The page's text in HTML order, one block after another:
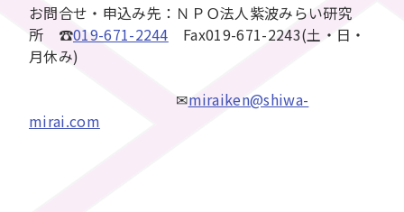
お問合せ・申込み先：ＮＰＯ法人紫波みらい研究
所 ☎019-671-2244 Fax019-671-2243(土・日・
月休み)
✉miraiken@shiwa-
mirai.com